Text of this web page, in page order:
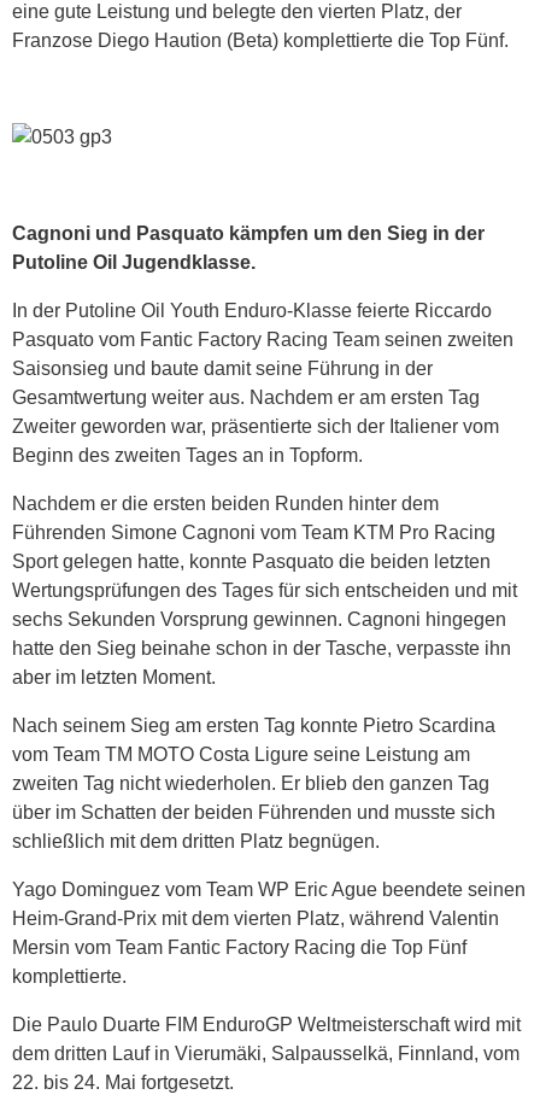
eine gute Leistung und belegte den vierten Platz, der
Franzose Diego Haution (Beta) komplettierte die Top Fünf.
Cagnoni und Pasquato kämpfen um den Sieg in der
Putoline Oil Jugendklasse.
In der Putoline Oil Youth Enduro-Klasse feierte Riccardo
Pasquato vom Fantic Factory Racing Team seinen zweiten
Saisonsieg und baute damit seine Führung in der
Gesamtwertung weiter aus. Nachdem er am ersten Tag
Zweiter geworden war, präsentierte sich der Italiener vom
Beginn des zweiten Tages an in Topform.
Nachdem er die ersten beiden Runden hinter dem
Führenden Simone Cagnoni vom Team KTM Pro Racing
Sport gelegen hatte, konnte Pasquato die beiden letzten
Wertungsprüfungen des Tages für sich entscheiden und mit
sechs Sekunden Vorsprung gewinnen. Cagnoni hingegen
hatte den Sieg beinahe schon in der Tasche, verpasste ihn
aber im letzten Moment.
Nach seinem Sieg am ersten Tag konnte Pietro Scardina
vom Team TM MOTO Costa Ligure seine Leistung am
zweiten Tag nicht wiederholen. Er blieb den ganzen Tag
über im Schatten der beiden Führenden und musste sich
schließlich mit dem dritten Platz begnügen.
Yago Dominguez vom Team WP Eric Ague beendete seinen
Heim-Grand-Prix mit dem vierten Platz, während Valentin
Mersin vom Team Fantic Factory Racing die Top Fünf
komplettierte.
Die Paulo Duarte FIM EnduroGP Weltmeisterschaft wird mit
dem dritten Lauf in Vierumäki, Salpausselkä, Finnland, vom
22. bis 24. Mai fortgesetzt.